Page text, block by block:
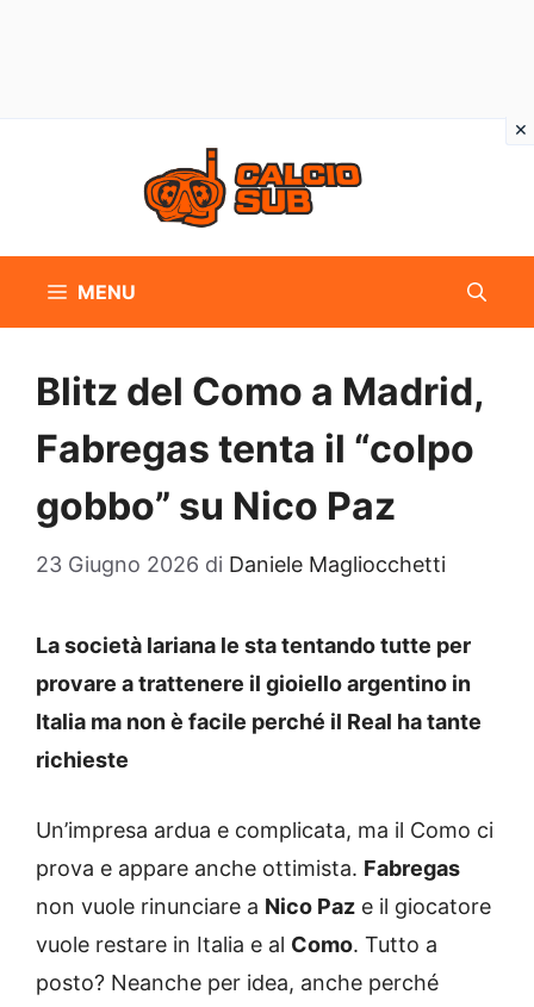
MENU
Blitz del Como a Madrid,
Fabregas tenta il “colpo
gobbo” su Nico Paz
23 Giugno 2026 di Daniele Magliocchetti
La società lariana le sta tentando tutte per
provare a trattenere il gioiello argentino in
Italia ma non è facile perché il Real ha tante
richieste
Un’impresa ardua e complicata, ma il Como ci
prova e appare anche ottimista. Fabregas
non vuole rinunciare a Nico Paz e il giocatore
vuole restare in Italia e al Como. Tutto a
posto? Neanche per idea, anche perché